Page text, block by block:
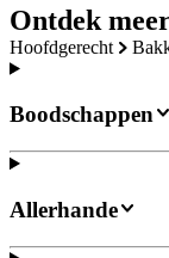
Ontdek
hoofdgerecht
Boodschappen
Allerhande